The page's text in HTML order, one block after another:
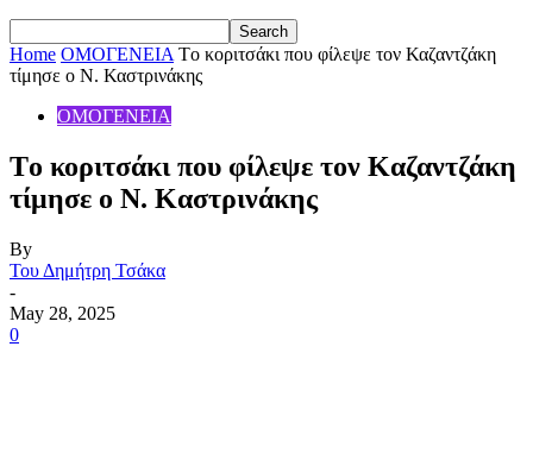
Home ΟΜΟΓΕΝΕΙΑ Τo κοριτσάκι που φίλεψε τον Καζαντζάκη
τίμησε ο Ν. Καστρινάκης
ΟΜΟΓΕΝΕΙΑ
Τo κοριτσάκι που φίλεψε τον Καζαντζάκη
τίμησε ο Ν. Καστρινάκης
By
Του Δημήτρη Τσάκα
-
May 28, 2025
0